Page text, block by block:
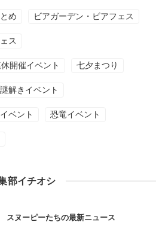
め ビアガーデン・ビアフェス
ス
開催イベント 七夕まつり
解きイベント
ベント 恐竜イベント
部イチオシ
スヌーピーたちの最新ニュース